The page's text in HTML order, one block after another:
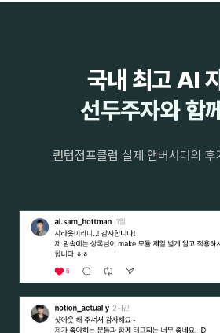
국내 최고 AI
선두주자와 함
퀀텀점프클럽 실제 앰버서더의 후